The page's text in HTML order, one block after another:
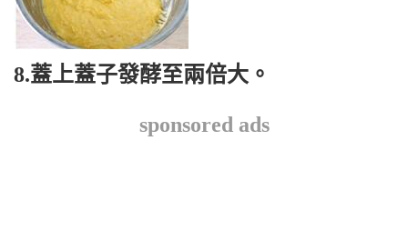
8.蓋上蓋子發酵至兩倍大。
sponsored ads